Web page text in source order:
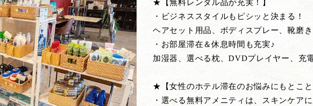
★【無料レンタル品が充実！】
・ビジネススタイルもピシッと決まる！
ヘアセット用品、ボディスプレー、靴磨
・お部屋滞在＆休息時間も充実♪
加湿器、選べる枕、DVDプレイヤー、充
★【女性のホテル滞在のお悩みにもとこと
・選べる無料アメニティは、スキンケア